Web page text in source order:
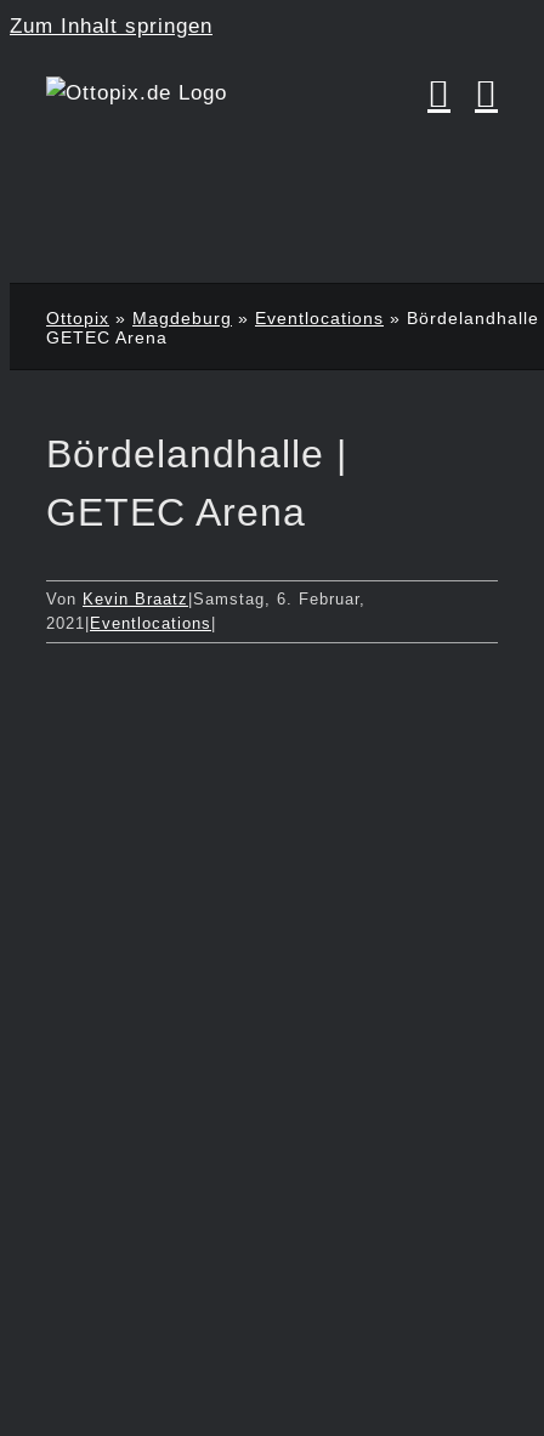
Zum Inhalt springen
Ottopix » Magdeburg » Eventlocations » Bördelandhalle
GETEC Arena
Bördelandhalle |
GETEC Arena
Von Kevin Braatz Samstag, 6. Februar,
2021
Eventlocations